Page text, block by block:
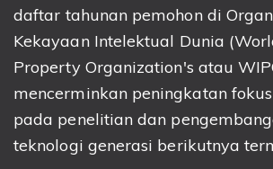
daftar tahunan pemohon di
Kekayaan Intelektual Dunia
Property Organization's atau
mencerminkan peningkatan
pada penelitian dan
teknologi generasi berikutnya